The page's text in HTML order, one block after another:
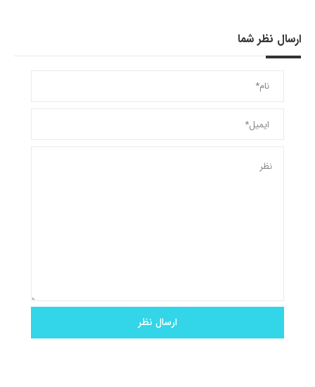
ارسال نظر شما